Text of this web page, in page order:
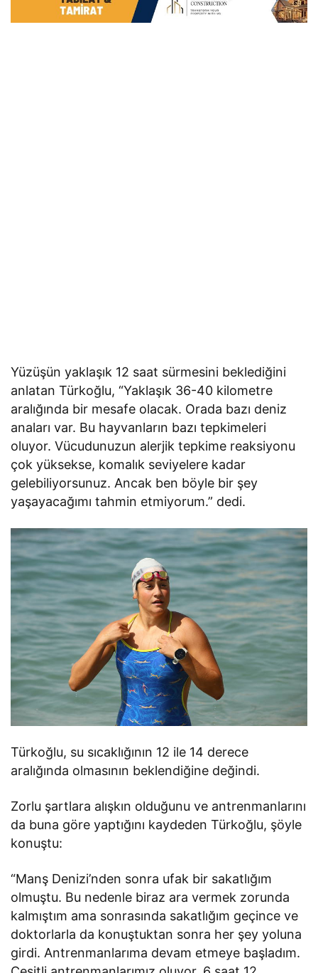
Yüzüşün yaklaşık 12 saat sürmesini beklediğini
anlatan Türkoğlu, “Yaklaşık 36-40 kilometre
aralığında bir mesafe olacak. Orada bazı deniz
anaları var. Bu hayvanların bazı tepkimeleri
oluyor. Vücudunuzun alerjik tepkime reaksiyonu
çok yüksekse, komalık seviyelere kadar
gelebiliyorsunuz. Ancak ben böyle bir şey
yaşayacağımı tahmin etmiyorum.” dedi.
Türkoğlu, su sıcaklığının 12 ile 14 derece
aralığında olmasının beklendiğine değindi.
Zorlu şartlara alışkın olduğunu ve antrenmanlarını
da buna göre yaptığını kaydeden Türkoğlu, şöyle
konuştu:
“Manş Denizi’nden sonra ufak bir sakatlığım
olmuştu. Bu nedenle biraz ara vermek zorunda
kalmıştım ama sonrasında sakatlığım geçince ve
doktorlarla da konuştuktan sonra her şey yoluna
girdi. Antrenmanlarıma devam etmeye başladım.